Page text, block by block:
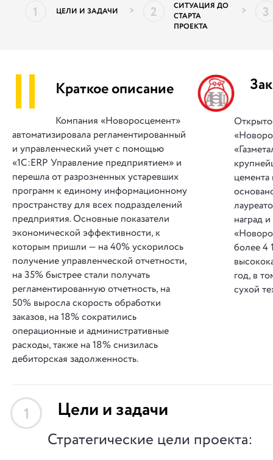
1 ЦЕЛИ И ЗАДАЧИ > 2
СИТУАЦИЯ ДО
СТАРТА
ПРОЕКТА
> 3
|| Краткое описание
Компания «Новоросцемент»
автоматизировала регламентированный
и управленческий учет с помощью
«1С:ERP Управление предприятием» и
перешла от разрозненных устаревших
программ к единому информационному
пространству для всех подразделений
предприятия. Основные показатели
экономической эффективности, к
которым пришли — на 40% ускорилось
получение управленческой отчетности,
на 35% быстрее стали получать
регламентированную отчетность, на
50% выросла скорость обработки
заказов, на 18% сократились
операционные и административные
расходы, также на 18% снизилась
дебиторская задолженность.
наград
более 4
год, в
сухой
1 Цели и задачи
Стратегические цели проекта: